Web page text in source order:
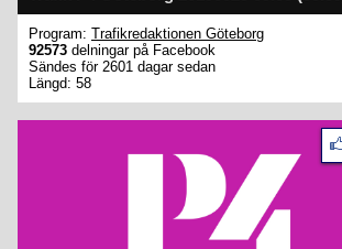
Program: Trafikredaktionen Göteborg
92573 delningar på Facebook
Sändes för 2601 dagar sedan
Längd: 58